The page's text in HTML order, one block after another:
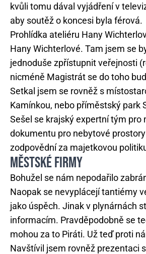
kvůli tomu dával vyjádření v
aby soutěž o koncesi byla férová.
Prohlídka ateliéru Hany
Hany Wichterlové. Tam jsem se
jednoduše zpřístupnit veřejnosti
nicméně Magistrát se do toho
Setkal jsem se rovněž s
Kamínkou, nebo příměstský park
Sešel se krajský expertní tým
dokumentu pro nebytové
zodpovědní za majetkovou
MĚSTSKÉ FIRMY
Bohužel se nám nepodařilo
Naopak se nevyplácejí tantiémy
jako úspěch. Jinak v plynárnách
informacím. Pravděpodobně se
mohou za to Piráti. Už teď proti
Navštívil jsem rovněž prezentaci